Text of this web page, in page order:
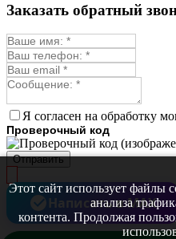
Репешок
Синюха
Смесь
Стевия
Тимьян ползучий
Фенхель
Цикорий
Череда
Чернокорень
Шалфей
Семена ягод
Этот сайт использует файлы
анализа
контента. Продолжая
Заказать обратный
Я согласен на обработку
Проверочный код
Отправить
Написать в MAX